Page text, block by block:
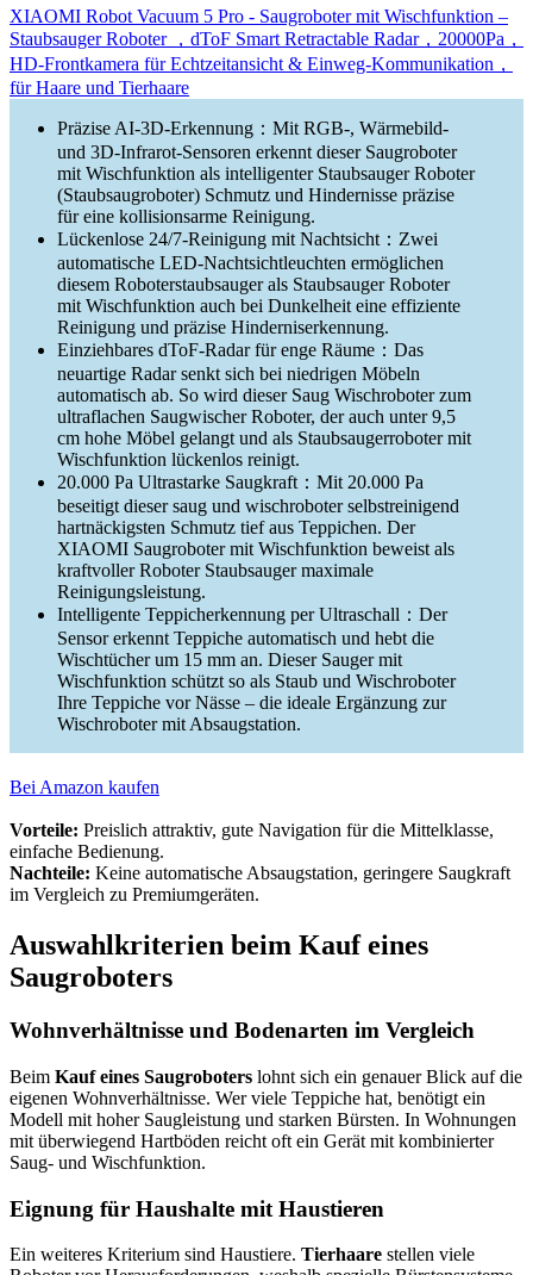
XIAOMI Robot Vacuum 5 Pro - Saugroboter mit Wischfunktion –
Staubsauger Roboter ，dToF Smart Retractable Radar，20000Pa，
HD-Frontkamera für Echtzeitansicht & Einweg-Kommunikation，
für Haare und Tierhaare
Präzise AI-3D-Erkennung：Mit RGB-, Wärmebild-
und 3D-Infrarot-Sensoren erkennt dieser Saugroboter
mit Wischfunktion als intelligenter Staubsauger Roboter
(Staubsaugroboter) Schmutz und Hindernisse präzise
für eine kollisionsarme Reinigung.
Lückenlose 24/7-Reinigung mit Nachtsicht：Zwei
automatische LED-Nachtsichtleuchten ermöglichen
diesem Roboterstaubsauger als Staubsauger Roboter
mit Wischfunktion auch bei Dunkelheit eine effiziente
Reinigung und präzise Hinderniserkennung.
Einziehbares dToF-Radar für enge Räume：Das
neuartige Radar senkt sich bei niedrigen Möbeln
automatisch ab. So wird dieser Saug Wischroboter zum
ultraflachen Saugwischer Roboter, der auch unter 9,5
cm hohe Möbel gelangt und als Staubsaugerroboter mit
Wischfunktion lückenlos reinigt.
20.000 Pa Ultrastarke Saugkraft：Mit 20.000 Pa
beseitigt dieser saug und wischroboter selbstreinigend
hartnäckigsten Schmutz tief aus Teppichen. Der
XIAOMI Saugroboter mit Wischfunktion beweist als
kraftvoller Roboter Staubsauger maximale
Reinigungsleistung.
Intelligente Teppicherkennung per Ultraschall：Der
Sensor erkennt Teppiche automatisch und hebt die
Wischtücher um 15 mm an. Dieser Sauger mit
Wischfunktion schützt so als Staub und Wischroboter
Ihre Teppiche vor Nässe – die ideale Ergänzung zur
Wischroboter mit Absaugstation.
Bei Amazon kaufen
Vorteile: Preislich attraktiv, gute Navigation für die Mittelklasse,
einfache Bedienung.
Nachteile: Keine automatische Absaugstation, geringere Saugkraft
im Vergleich zu Premiumgeräten.
Auswahlkriterien beim Kauf eines
Saugroboters
Wohnverhältnisse und Bodenarten im Vergleich
Beim Kauf eines Saugroboters lohnt sich ein genauer Blick auf die
eigenen Wohnverhältnisse. Wer viele Teppiche hat, benötigt ein
Modell mit hoher Saugleistung und starken Bürsten. In Wohnungen
mit überwiegend Hartböden reicht oft ein Gerät mit kombinierter
Saug- und Wischfunktion.
Eignung für Haushalte mit Haustieren
Ein weiteres Kriterium sind Haustiere. Tierhaare stellen viele